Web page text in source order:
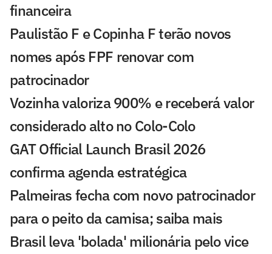
financeira
Paulistão F e Copinha F terão novos
nomes após FPF renovar com
patrocinador
Vozinha valoriza 900% e receberá valor
considerado alto no Colo-Colo
GAT Official Launch Brasil 2026
confirma agenda estratégica
Palmeiras fecha com novo patrocinador
para o peito da camisa; saiba mais
Brasil leva 'bolada' milionária pelo vice